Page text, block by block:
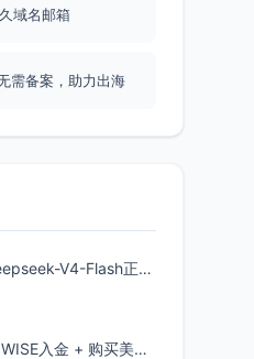
域名邮箱
需备案，助力出海
七牛云已经能用上Deepseek-V4-Flash正式版了，点此领取300万Token
美国第一证券开户 + WISE入金 + 购买美股全流程分享